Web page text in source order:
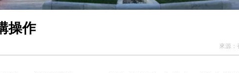
操作
來源：